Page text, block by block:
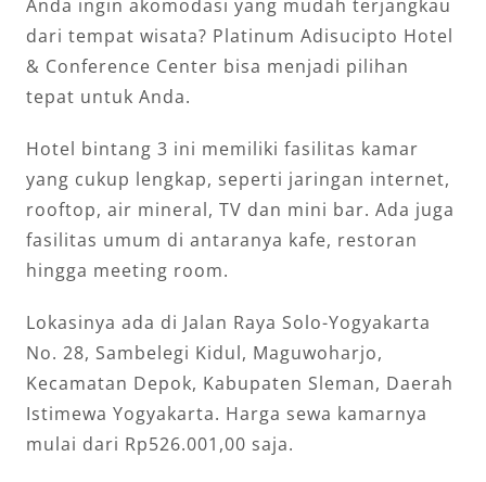
Anda ingin akomodasi yang mudah terjangkau
dari tempat wisata? Platinum Adisucipto Hotel
& Conference Center bisa menjadi pilihan
tepat untuk Anda.
Hotel bintang 3 ini memiliki fasilitas kamar
yang cukup lengkap, seperti jaringan internet,
rooftop, air mineral, TV dan mini bar. Ada juga
fasilitas umum di antaranya kafe, restoran
hingga meeting room.
Lokasinya ada di Jalan Raya Solo-Yogyakarta
No. 28, Sambelegi Kidul, Maguwoharjo,
Kecamatan Depok, Kabupaten Sleman, Daerah
Istimewa Yogyakarta. Harga sewa kamarnya
mulai dari Rp526.001,00 saja.